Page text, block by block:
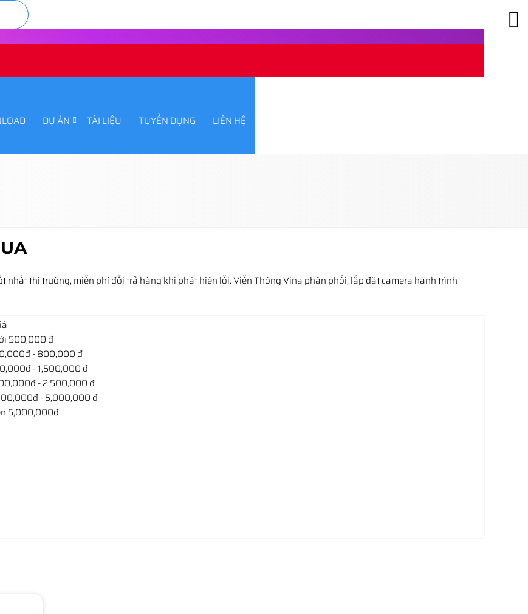
DỰ ÁN TÀI LIỆU TUYỂN DỤNG LIÊN HỆ
nhất thị trường, miễn phí đổi trả hàng khi phát hiện lỗi. Viễn Thông Vina phân phối, lắp đặt camera hành trình
500,000 đ
- 800,000 đ
- 1,500,000 đ
- 2,500,000 đ
- 5,000,000 đ
5,000,000đ